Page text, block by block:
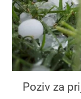
Poziv za